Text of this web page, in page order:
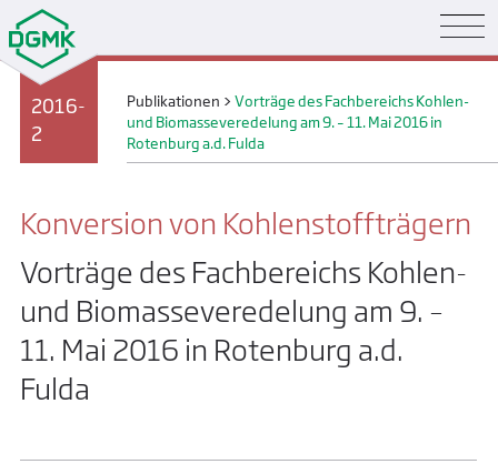
2016-
2
Publikationen >Vorträge des Fachbereichs Kohlen-
und Biomasseveredelung am 9. – 11. Mai 2016 in
Rotenburg a.d. Fulda
Konversion von Kohlenstoffträgern
Vorträge des Fachbereichs Kohlen-
und Biomasseveredelung am 9. –
11. Mai 2016 in Rotenburg a.d.
Fulda